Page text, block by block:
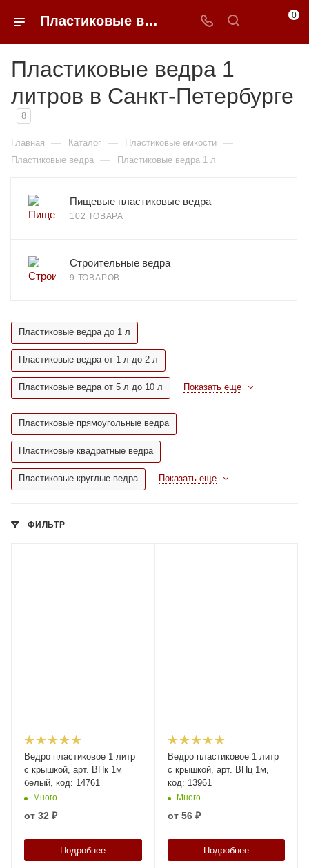
Пластиковые ведра 1 литров недорого в Санкт-Петербурге | 0FFER 0
Пластиковые ведра 1
литров в Санкт-Петербурге
8
Главная — Каталог — Пластиковые емкости —
Пластиковые ведра — Пластиковые ведра 1 л
Пищевые пластиковые ведра
102 ТОВАРА
Строительные ведра
9 ТОВАРОВ
Пластиковые ведра до 1 л
Пластиковые ведра от 1 л до 2 л
Пластиковые ведра от 5 л до 10 л Показать еще
Пластиковые прямоугольные ведра
Пластиковые квадратные ведра
Пластиковые круглые ведра Показать еще
ФИЛЬТР
Ведро пластиковое 1 литр
с крышкой, арт. ВПк 1м
белый, код: 14761
Много
от 32 ₽
Подробнее
Ведро пластиковое 1 литр
с крышкой, арт. ВПц 1м,
код: 13961
Много
от 56 ₽
Подробнее